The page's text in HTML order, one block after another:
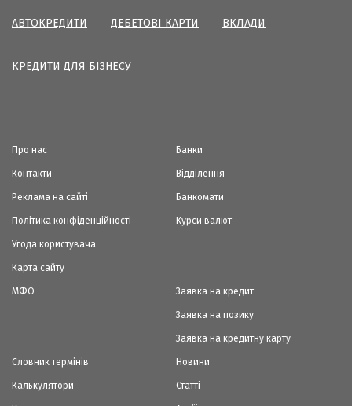
АВТОКРЕДИТИ ДЕБЕТОВІ КАРТИ ВКЛАДИ
КРЕДИТИ ДЛЯ БІЗНЕСУ
Про нас
Контакти
Реклама на сайті
Політика конфіденційності
Угода користувача
Карта сайту
Банки
Відділення
Банкомати
Курси валют
МФО Заявка на кредит
Заявка на позику
Заявка на кредитну карту
Словник термінів
Калькулятори
Новини
Статті